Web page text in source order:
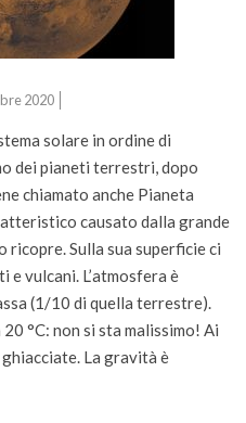
2020
solare in ordine di
dei pianeti terrestri, dopo
chiamato anche Pianeta
causato dalla grande
Sulla sua superficie ci
e vulcani. L’atmosfera è
(1/10 di quella terrestre).
°C: non si sta malissimo! Ai
La gravità è